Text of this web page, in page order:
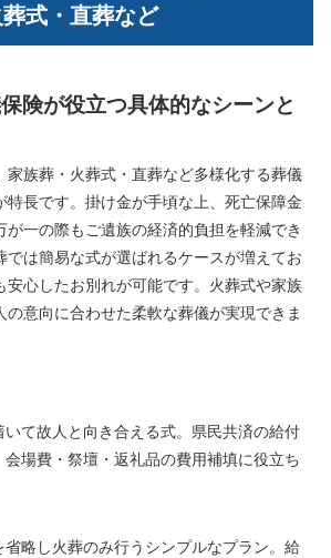
葬式・直葬など
険が役立つ具体的なシーンと
家族葬・火葬式・直葬など多様化する葬儀
特長です。掛け金が手頃な上、死亡保障金
が一の際もご遺族の経済的負担を軽減でき
では簡易な式が選ばれるケースが増えてお
安心したお別れが可能です。火葬式や家族
の意向に合わせた柔軟な葬儀が実現できま
いて故人と向き合える式。県民共済の給付
会場費・祭壇・返礼品の費用補填に役立ち
省略し火葬のみ行うシンプルなプラン。給